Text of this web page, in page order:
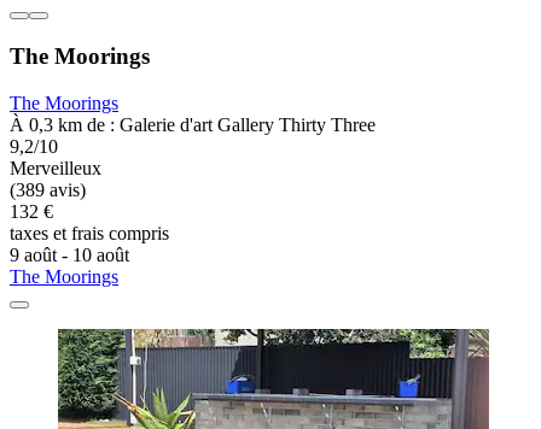
The Moorings
The Moorings
À 0,3 km de : Galerie d'art Gallery Thirty Three
9,2/10
Merveilleux
(389 avis)
132 €
taxes et frais compris
9 août - 10 août
The Moorings